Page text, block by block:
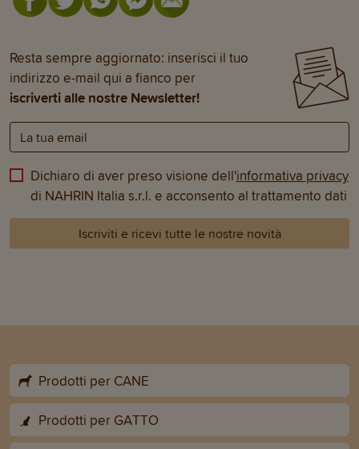
Resta sempre aggiornato: inserisci il tuo
indirizzo e-mail qui a fianco per
iscriverti alle nostre Newsletter!
Dichiaro di aver preso visione dell'informativa privacy
di NAHRIN Italia s.r.l. e acconsento al trattamento dati
Iscriviti e ricevi tutte le nostre novità
Prodotti per CANE
Prodotti per GATTO